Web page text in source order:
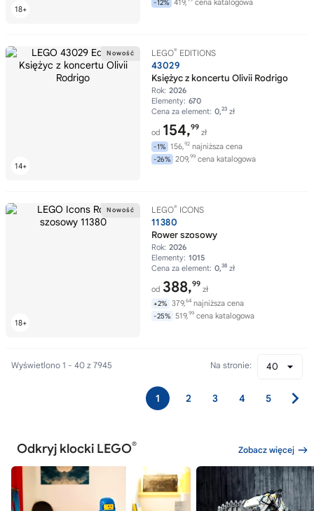
-12% 419, cena katalogowa
LEGO® EDITIONS
43029
Księżyc z koncertu Olivii Rodrigo
Rok: 2026
Elementy: 670
Cena za element: 0,23 zł
od 154,99
zł
-1% 156,92 najniższa cena
-26% 209,99 cena katalogowa
LEGO® ICONS
11380
Rower szosowy
Rok: 2026
Elementy: 1015
Cena za element: 0,38 zł
od 388,99
zł
+2% 379,64 najniższa cena
-25% 519,99 cena katalogowa
Wyświetlono 1 - 40 z 7945 40
Na stronie:
1 2 3 4 5
Odkryj klocki LEGO® Zobacz więcej